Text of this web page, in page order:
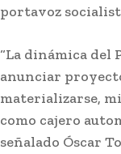
EEUU vuelve
crisis de
portavoz
“La dinámica del
anunciar
materializarse,
como cajero
señalado Óscar